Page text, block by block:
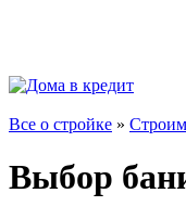
Все о стройке »
Выбор